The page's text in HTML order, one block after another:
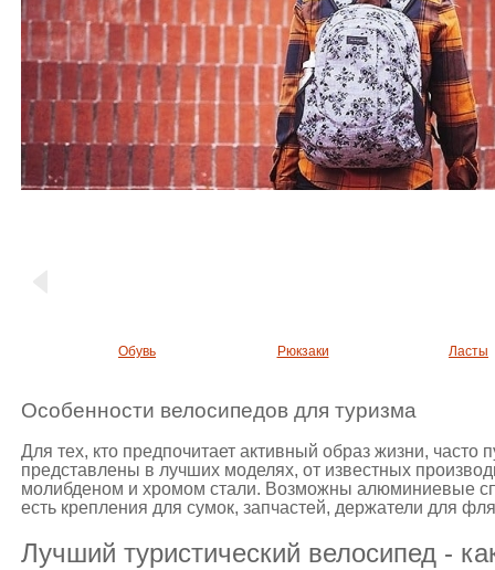
Обувь Рюкзаки Ласты
Особенности велосипедов для туризма
Для тех, кто предпочитает активный образ жизни, часто
представлены в лучших моделях, от известных
молибденом и хромом стали. Возможны алюминиевые
есть крепления для сумок, запчастей, держатели для
Лучший туристический велосипед -